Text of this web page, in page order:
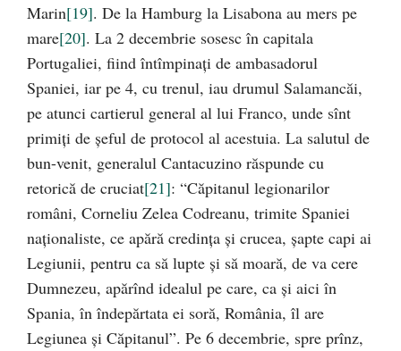
Marin[19]. De la Hamburg la Lisabona au mers pe
mare[20]. La 2 decembrie sosesc în capitala
Portugaliei, fiind întîmpinaţi de ambasadorul
Spaniei, iar pe 4, cu trenul, iau drumul Salamancăi,
pe atunci cartierul general al lui Franco, unde sînt
primiţi de şeful de protocol al acestuia. La salutul de
bun-venit, generalul Cantacuzino răspunde cu
retorică de cruciat[21]: “Căpitanul legionarilor
români, Corneliu Zelea Codreanu, trimite Spaniei
naţionaliste, ce apără credinţa şi crucea, şapte capi ai
Legiunii, pentru ca să lupte şi să moară, de va cere
Dumnezeu, apărînd idealul pe care, ca şi aici în
Spania, în îndepărtata ei soră, România, îl are
Legiunea şi Căpitanul”. Pe 6 decembrie, spre prînz,